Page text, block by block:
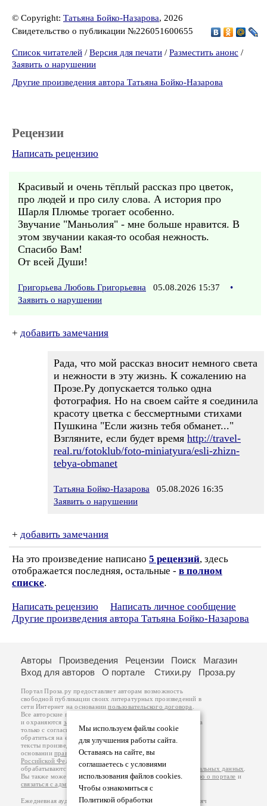
© Copyright: Татьяна Бойко-Назарова, 2026
Свидетельство о публикации №226051600655
Список читателей / Версия для печати / Разместить анонс /
Заявить о нарушении
Другие произведения автора Татьяна Бойко-Назарова
Рецензии
Написать рецензию
Красивый и очень тёплый рассказ про цветок,
про людей и про силу слова. А история про
Шарля Плюмье трогает особенно.
Звучание "Маньолия" - мне больше нравится. В
этом звучании какая-то особая нежность.
Спасибо Вам!
От всей Души!
Григорьева Любовь Григорьевна 05.08.2026 15:37
•
Заявить о нарушении
+ добавить замечания
Рада, что мой рассказ вносит немного света
и нежности в эту жизнь. К сожалению на
Прозе.Ру допускается только одна
фотография. Но на своем сайте я соединила
красоту цветка с бессмертными стихами
Пушкина "Если жизнь тебя обманет..."
Взгляните, если будет время http://travel-
real.ru/fotoklub/foto-miniatyura/esli-zhizn-
tebya-obmanet
Татьяна Бойко-Назарова 05.08.2026 16:35
Заявить о нарушении
+ добавить замечания
На это произведение написано 5 рецензий, здесь
отображается последняя, остальные - в полном
списке.
Написать рецензию
Написать личное сообщение
Другие произведения автора Татьяна Бойко-Назарова
Мы используем файлы cookie
для улучшения работы сайта.
Оставаясь на сайте, вы
соглашаетесь с условиями
использования файлов cookies.
Чтобы ознакомиться с
Политикой обработки
Авторы Произведения Рецензии Поиск
Магазин
Вход для авторов
О портале Стихи.ру Проза.ру
Портал Проза.ру предоставляет авторам возможность
свободной публикации своих литературных произведений в
сети Интернет на основаниипользовательского договора
Все авторские права на произведения принадлежат авторам
и охраняются законом
. Перепечатка произведений возможна
только с согласия его автора, к которому вы можете
обратиться на его авторской странице. Ответственность за
тексты произведений авторы несут самостоятельно на
основанииправил публикацииизаконодательства
Российской Федерации
обрабатываются на основанииПолитики обработки персональных данных
Вы также можете посмотреть более подробнуюинформацию о портале и
связаться с администрацией
Ежедневная аудитория портала Проза.ру – порядка 100 тысяч